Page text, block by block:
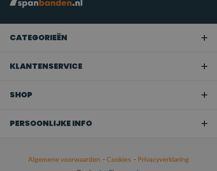
CATEGORIEËN
KLANTENSERVICE
SHOP
PERSOONLIJKE INFO
Algemene voorwaarden - Cookies - Privacyverklaring